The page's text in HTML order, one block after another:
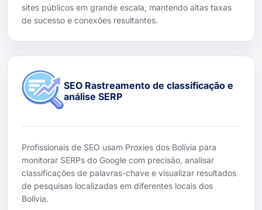
sites públicos em grande escala, mantendo altas taxas
de sucesso e conexões resultantes.
SEO Rastreamento de classificação e
análise SERP
Profissionais de SEO usam Proxies dos Bolívia para
monitorar SERPs do Google com precisão, analisar
classificações de palavras-chave e visualizar resultados
de pesquisas localizadas em diferentes locais dos
Bolívia.